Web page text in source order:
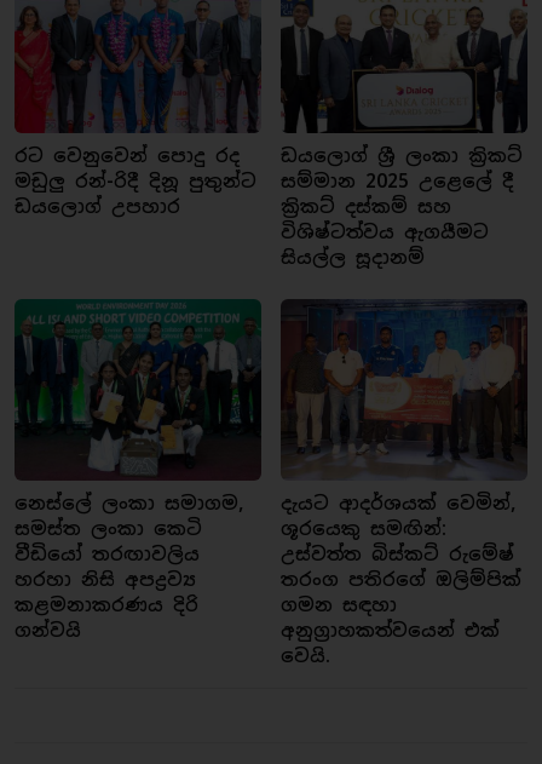
රට වෙනුවෙන් පොදු රද
මඩුලු රන්-රිදී දිනූ පුතුන්ට
ඩයලොග් උපහාර
ඩයලොග් ශ්‍රී ලංකා ක්‍රිකට්
සම්මාන 2025 උළෙලේ දී
ක්‍රිකට් දස්කම් සහ
විශිෂ්ටත්වය ඇගයීමට
සියල්ල සූදානම්
නෙස්ලේ ලංකා සමාගම,
සමස්ත ලංකා කෙටි
වීඩියෝ තරඟාවලිය
හරහා නිසි අපද්‍රව්‍ය
කළමනාකරණය දිරි
ගන්වයි
දැයට ආදර්ශයක් වෙමින්,
ශූරයෙකු සමඟින්:
උස්වත්ත බිස්කට් රුමේෂ්
තරංග පතිරගේ ඔලිම්පික්
ගමන සඳහා
අනුග්‍රාහකත්වයෙන් එක්
වෙයි.